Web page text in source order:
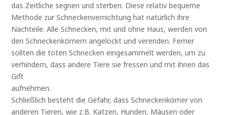
das Zeitliche segnen und sterben. Diese relativ bequeme
Methode zur Schneckenvernichtung hat natürlich ihre
Nachteile. Alle Schnecken, mit und ohne Haus, werden von
den Schneckenkörnern angelockt und verenden. Ferner
sollten die toten Schnecken eingesammelt werden, um zu
verhindern, dass andere Tiere sie fressen und mit ihnen das
Gift
aufnehmen.
Schließlich besteht die Gefahr, dass Schneckenkörner von
anderen Tieren, wie z.B. Katzen, Hunden, Mäusen oder